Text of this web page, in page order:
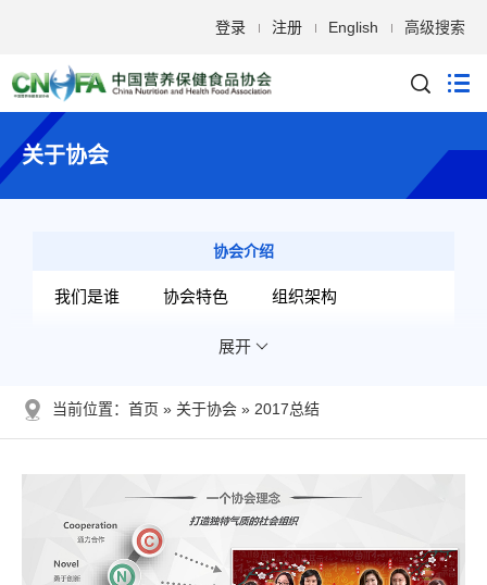
登录 注册 English 高级搜索
关于协会
协会介绍
我们是谁 协会特色 组织架构
专家智囊
发展历程
会员管理办法
分支机构管理办法 团体标准管理办法
展开
当前位置： 首页 关于协会 2017总结